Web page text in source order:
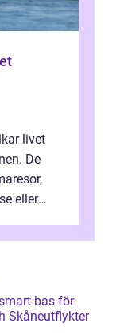
livet
De
eller
bas för
Skåneutflykter